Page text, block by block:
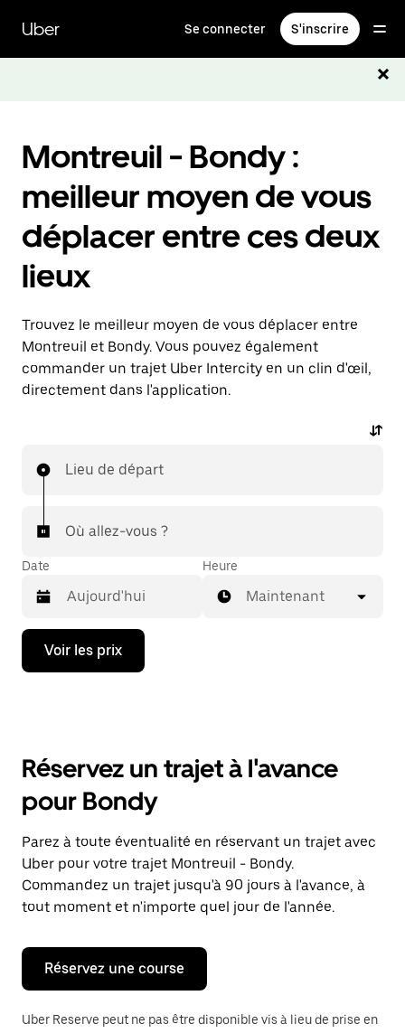
contenu
principal
Uber Se connecter S'inscrire
Montreuil - Bondy :
meilleur moyen de vous
déplacer entre ces deux
lieux
Trouvez le meilleur moyen de vous déplacer entre
Montreuil et Bondy. Vous pouvez également
commander un trajet Uber Intercity en un clin d'œil,
directement dans l'application.
Lieu de départ
Où allez-vous ?
Date
Appuyez
la
ouvrir
calendrier
et
sélectionner
une
date.
Appuyez
sur
la
Échap
pour
fermer
calendrier.
Heure
Maintenant
Voir les prix
Réservez un trajet à l'avance
pour Bondy
Parez à toute éventualité en réservant un trajet avec
Uber pour votre trajet Montreuil - Bondy.
Commandez un trajet jusqu'à 90 jours à l'avance, à
tout moment et n'importe quel jour de l'année.
Réservez une course
Uber Reserve peut ne pas être disponible vis à lieu de prise en